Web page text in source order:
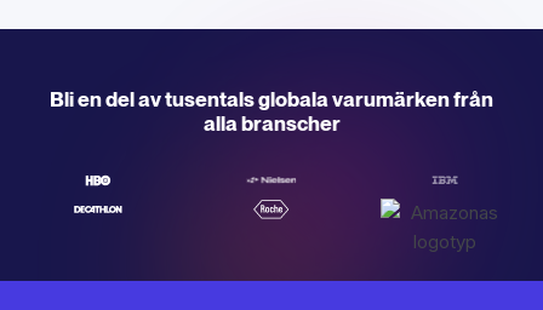
Bli en del av tusentals globala varumärken från
alla branscher